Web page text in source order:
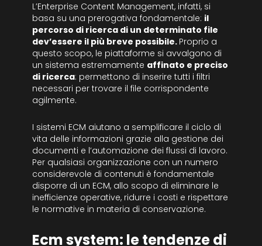
L’Enterprise Content Management, infatti, si
basa su una prerogativa fondamentale: il
percorso di ricerca di un determinato file
dev’essere il più breve possibile. Proprio a
questo scopo, le piattaforme si avvalgono di
un sistema estremamente affinato e preciso
di ricerca: permettono di inserire tutti i filtri
necessari per trovare il file corrispondente
agilmente.
I sistemi ECM aiutano a semplificare il ciclo di
vita delle informazioni grazie alla gestione dei
documenti e l’automazione dei flussi di lavoro.
Per qualsiasi organizzazione con un numero
considerevole di contenuti è fondamentale
disporre di un ECM, allo scopo di eliminare le
inefficienze operative, ridurre i costi e rispettare
le normative in materia di conservazione.
Ecm system: le tendenze di